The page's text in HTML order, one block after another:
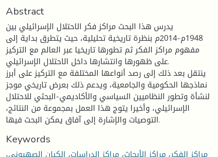
Abstract
يدرس هذا البحث مراكز فكر الاحتلال الإسرائيلي بين
1948م-2014م بنظرة تاريخية تحليلية، حيث يتطرق بداية إلى
مفهوم مراكز الفكر ثم تطورها تاريخيا عبر العالم مع التركيز
على ظهورها وانتشارها داخل الاحتلال الإسرائيلي.
ينتقل بعد ذلك إلى رصد أنواعها المختلفة مع التركيز على أبرز
نماذجها الحكومية والجامعية، ويدعم ذلك بعرض تاريخي موجز
لنشأة وتطور النظاميين السياسي والأكاديمي-البحثي للاحتلال
الإسرائيلي، وأخيرا يتوج هذا العمل بمجموعة من النتائج،
التوصيات والإشارة إلى آفاق يمكن البحث فيها.
Keywords